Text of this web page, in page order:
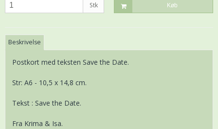
Stk Køb
Beskrivelse
Postkort med teksten Save the Date.
Str: A6 - 10,5 x 14,8 cm.
Tekst : Save the Date.
Fra Krima & Isa.